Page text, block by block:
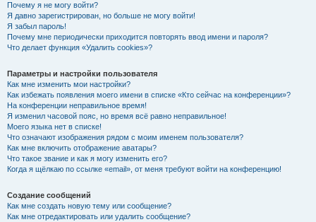
Почему я не могу войти?
Я давно зарегистрирован, но больше не могу войти!
Я забыл пароль!
Почему мне периодически приходится повторять ввод имени и пароля?
Что делает функция «Удалить cookies»?
Параметры и настройки пользователя
Как мне изменить мои настройки?
Как избежать появления моего имени в списке «Кто сейчас на конференции»?
На конференции неправильное время!
Я изменил часовой пояс, но время всё равно неправильное!
Моего языка нет в списке!
Что означают изображения рядом с моим именем пользователя?
Как мне включить отображение аватары?
Что такое звание и как я могу изменить его?
Когда я щёлкаю по ссылке «email», от меня требуют войти на конференцию!
Создание сообщений
Как мне создать новую тему или сообщение?
Как мне отредактировать или удалить сообщение?